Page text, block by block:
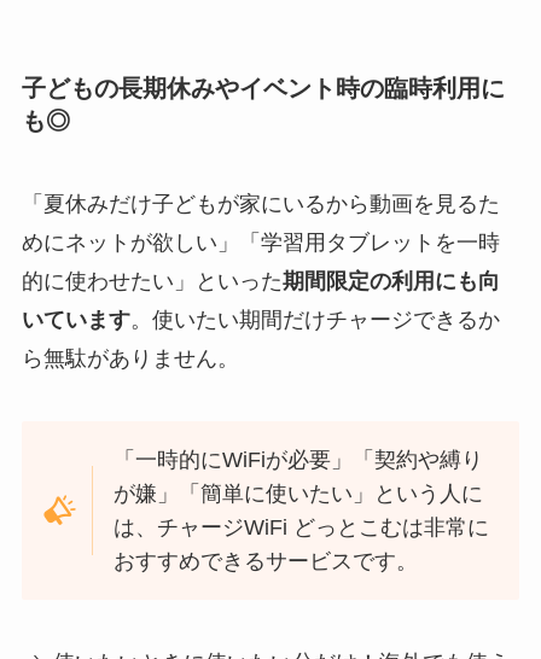
子どもの長期休みやイベント時の臨時利用に
も◎
「夏休みだけ子どもが家にいるから動画を見るた
めにネットが欲しい」「学習用タブレットを一時
的に使わせたい」といった期間限定の利用にも向
いています。使いたい期間だけチャージできるか
ら無駄がありません。
「一時的にWiFiが必要」「契約や縛り
が嫌」「簡単に使いたい」という人に
は、チャージWiFi どっとこむは非常に
おすすめできるサービスです。